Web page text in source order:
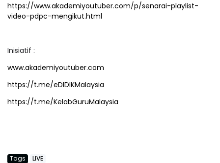
https://www.akademiyoutuber.com/p/senarai-playlist-
video-pdpc-mengikut.html
Inisiatif :
www.akademiyoutuber.com
https://t.me/eDIDIKMalaysia
https://t.me/KelabGuruMalaysia
Tags LIVE